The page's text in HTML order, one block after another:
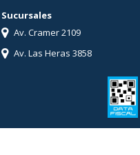
Sucursales
Av. Cramer 2109
Av. Las Heras 3858